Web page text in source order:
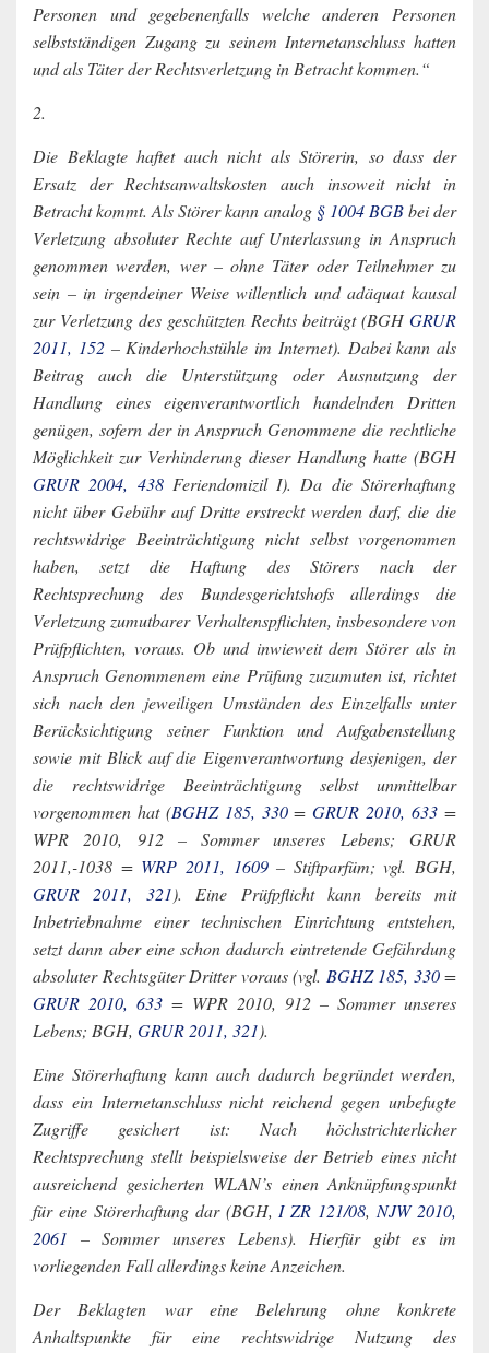
Personen und gegebenenfalls welche anderen Personen
selbstständigen Zugang zu seinem Internetanschluss hatten
und als Täter der Rechtsverletzung in Betracht kommen.“
2.
Die Beklagte haftet auch nicht als Störerin, so dass der
Ersatz der Rechtsanwaltskosten auch insoweit nicht in
Betracht kommt. Als Störer kann analog § 1004 BGBbei der
Verletzung absoluter Rechte auf Unterlassung in Anspruch
genommen werden, wer – ohne Täter oder Teilnehmer zu
sein – in irgendeiner Weise willentlich und adäquat kausal
zur Verletzung des geschützten Rechts beiträgt (BGH GRUR
2011, 152– Kinderhochstühle im Internet). Dabei kann als
Beitrag auch die Unterstützung oder Ausnutzung der
Handlung eines eigenverantwortlich handelnden Dritten
genügen, sofern der in Anspruch Genommene die rechtliche
Möglichkeit zur Verhinderung dieser Handlung hatte (BGH
GRUR 2004, 438Feriendomizil I). Da die Störerhaftung
nicht über Gebühr auf Dritte erstreckt werden darf, die die
rechtswidrige Beeinträchtigung nicht selbst vorgenommen
haben, setzt die Haftung des Störers nach der
Rechtsprechung des Bundesgerichtshofs allerdings die
Verletzung zumutbarer Verhaltenspflichten, insbesondere von
Prüfpflichten, voraus. Ob und inwieweit dem Störer als in
Anspruch Genommenem eine Prüfung zuzumuten ist, richtet
sich nach den jeweiligen Umständen des Einzelfalls unter
Berücksichtigung seiner Funktion und Aufgabenstellung
sowie mit Blick auf die Eigenverantwortung desjenigen, der
die rechtswidrige Beeinträchtigung selbst unmittelbar
vorgenommen hat (BGHZ 185, 330=GRUR 2010, 633 =
WPR 2010, 912 – Sommer unseres Lebens; GRUR
2011,-1038 = WRP 2011, 1609– Stiftparfüm; vgl. BGH,
GRUR 2011, 321). Eine Prüfpflicht kann bereits mit
Inbetriebnahme einer technischen Einrichtung entstehen,
setzt dann aber eine schon dadurch eintretende Gefährdung
absoluter Rechtsgüter Dritter voraus (vgl. BGHZ 185, 330=
GRUR 2010, 633 = WPR 2010, 912 – Sommer unseres
Lebens; BGH, GRUR 2011, 321).
Eine Störerhaftung kann auch dadurch begründet werden,
dass ein Internetanschluss nicht reichend gegen unbefugte
Zugriffe gesichert ist: Nach höchstrichterlicher
Rechtsprechung stellt beispielsweise der Betrieb eines nicht
ausreichend gesicherten WLAN’s einen Anknüpfungspunkt
für eine Störerhaftung dar (BGH,I ZR 121/08,NJW 2010,
2061 – Sommer unseres Lebens). Hierfür gibt es im
vorliegenden Fall allerdings keine Anzeichen.
Der Beklagten war eine Belehrung ohne konkrete
Anhaltspunkte für eine rechtswidrige Nutzung des